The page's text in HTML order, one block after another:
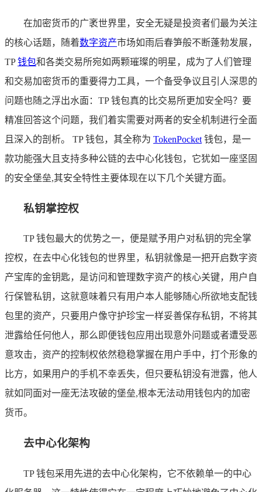
在加密货币的广袤世界里，安全无疑是投资者们最为关注
的核心话题，随着数字资产市场如雨后春笋般不断蓬勃发展，
TP钱包和各类交易所宛如两颗璀璨的明星，成为了人们管理
和交易加密货币的重要得力工具，一个备受争议且引人深思的
问题也随之浮出水面：TP 钱包真的比交易所更加安全吗？要
精准回答这个问题，我们着实需要对两者的安全机制进行全面
且深入的剖析。 TP 钱包，其全称为 TokenPocket 钱包，是一
款功能强大且支持多种公链的去中心化钱包，它犹如一座坚固
的安全堡垒,其安全特性主要体现在以下几个关键方面。
私钥掌控权
TP 钱包最大的优势之一，便是赋予用户对私钥的完全掌
控权，在去中心化钱包的世界里，私钥就像是一把开启数字资
产宝库的金钥匙，是访问和管理数字资产的核心关键，用户自
行保管私钥，这就意味着只有用户本人能够随心所欲地支配钱
包里的资产，只要用户像守护珍宝一样妥善保存私钥，不将其
泄露给任何他人，那么即便钱包应用出现意外问题或者遭受恶
意攻击，资产的控制权依然稳稳掌握在用户手中，打个形象的
比方，如果用户的手机不幸丢失，但只要私钥没有泄露，他人
就如同面对一座无法攻破的堡垒,根本无法动用钱包内的加密
货币。
去中心化架构
TP 钱包采用先进的去中心化架构，它不依赖单一的中心